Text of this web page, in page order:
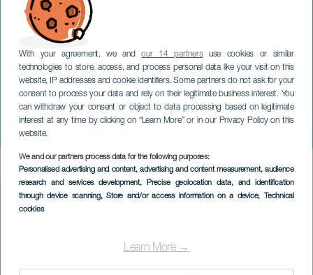
With your agreement, we andour 14 partnersuse cookies or similar
technologies to store, access, and process personal data like your visit on this
website, IP addresses and cookie identifiers. Some partners do not ask for your
consent to process your data and rely on their legitimate business interest. You
can withdraw your consent or object to data processing based on legitimate
interest at any time by clicking on “Learn More” or in our Privacy Policy on this
website.
We and our partners process data for the following purposes:
Personalised advertising and content, advertising and content measurement, audience
research and services development, Precise geolocation data, and identification
through device scanning, Store and/or access information on a device, Technical
cookies
Learn More →
Fiera Europea del
Formaggio
GRAN CANARIA
Imagen
Listado